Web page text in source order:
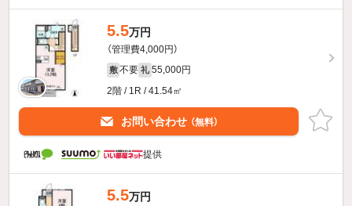
5.5万円
（管理費4,000円）
敷 不要 礼 55,000円
2階 / 1R / 41.54㎡
お問い合わせ （無料）
提供
5.5万円